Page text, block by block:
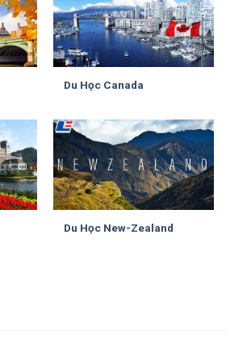
Du Học Canada
Du Học New-Zealand